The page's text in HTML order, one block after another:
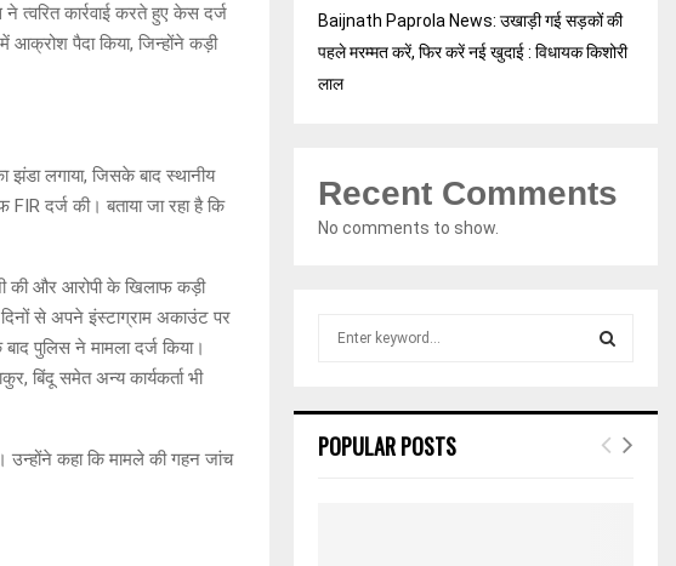
त्वरित कार्रवाई करते हुए केस दर्ज
आक्रोश पैदा किया, जिन्होंने कड़ी
लगाया, जिसके बाद स्थानीय
दर्ज की। बताया जा रहा है कि
की और आरोपी के खिलाफ कड़ी
से अपने इंस्टाग्राम अकाउंट पर
पुलिस ने मामला दर्ज किया।
बिंदू समेत अन्य कार्यकर्ता भी
उन्होंने कहा कि मामले की गहन जांच
Baijnath Paprola News: उखाड़ी गई सड़कों की
पहले मरम्मत करें, फिर करें नई खुदाई : विधायक किशोरी
लाल
Recent Comments
No comments to show.
h
E
POPULAR POSTS